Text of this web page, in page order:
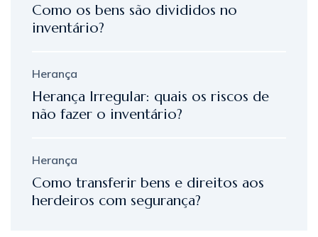
Como os bens são divididos no
inventário?
Herança
Herança Irregular: quais os riscos de
não fazer o inventário?
Herança
Como transferir bens e direitos aos
herdeiros com segurança?